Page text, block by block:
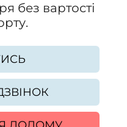
без вартості